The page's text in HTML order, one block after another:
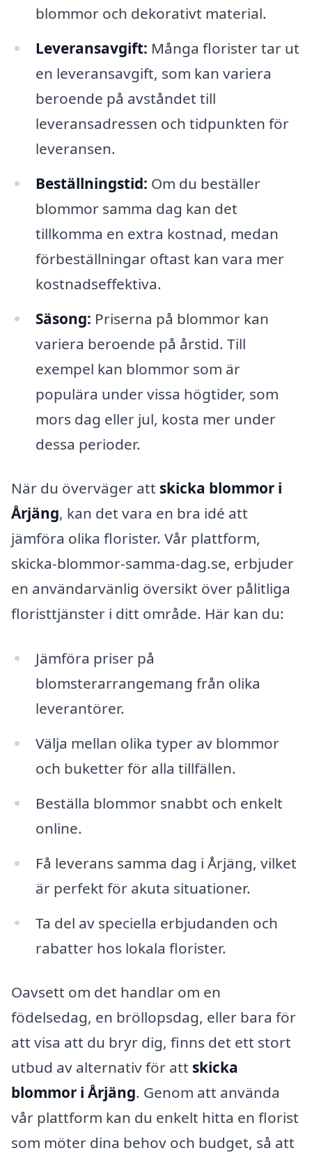
blommor och dekorativt material.
Leveransavgift: Många florister tar ut
en leveransavgift, som kan variera
beroende på avståndet till
leveransadressen och tidpunkten för
leveransen.
Beställningstid: Om du beställer
blommor samma dag kan det
tillkomma en extra kostnad, medan
förbeställningar oftast kan vara mer
kostnadseffektiva.
Säsong: Priserna på blommor kan
variera beroende på årstid. Till
exempel kan blommor som är
populära under vissa högtider, som
mors dag eller jul, kosta mer under
dessa perioder.
När du överväger att skicka blommor i
Årjäng, kan det vara en bra idé att
jämföra olika florister. Vår plattform,
skicka-blommor-samma-dag.se, erbjuder
en användarvänlig översikt över pålitliga
floristtjänster i ditt område. Här kan du:
Jämföra priser på
blomsterarrangemang från olika
leverantörer.
Välja mellan olika typer av blommor
och buketter för alla tillfällen.
Beställa blommor snabbt och enkelt
online.
Få leverans samma dag i Årjäng, vilket
är perfekt för akuta situationer.
Ta del av speciella erbjudanden och
rabatter hos lokala florister.
Oavsett om det handlar om en
födelsedag, en bröllopsdag, eller bara för
att visa att du bryr dig, finns det ett stort
utbud av alternativ för att skicka
blommor i Årjäng. Genom att använda
vår plattform kan du enkelt hitta en florist
som möter dina behov och budget, så att